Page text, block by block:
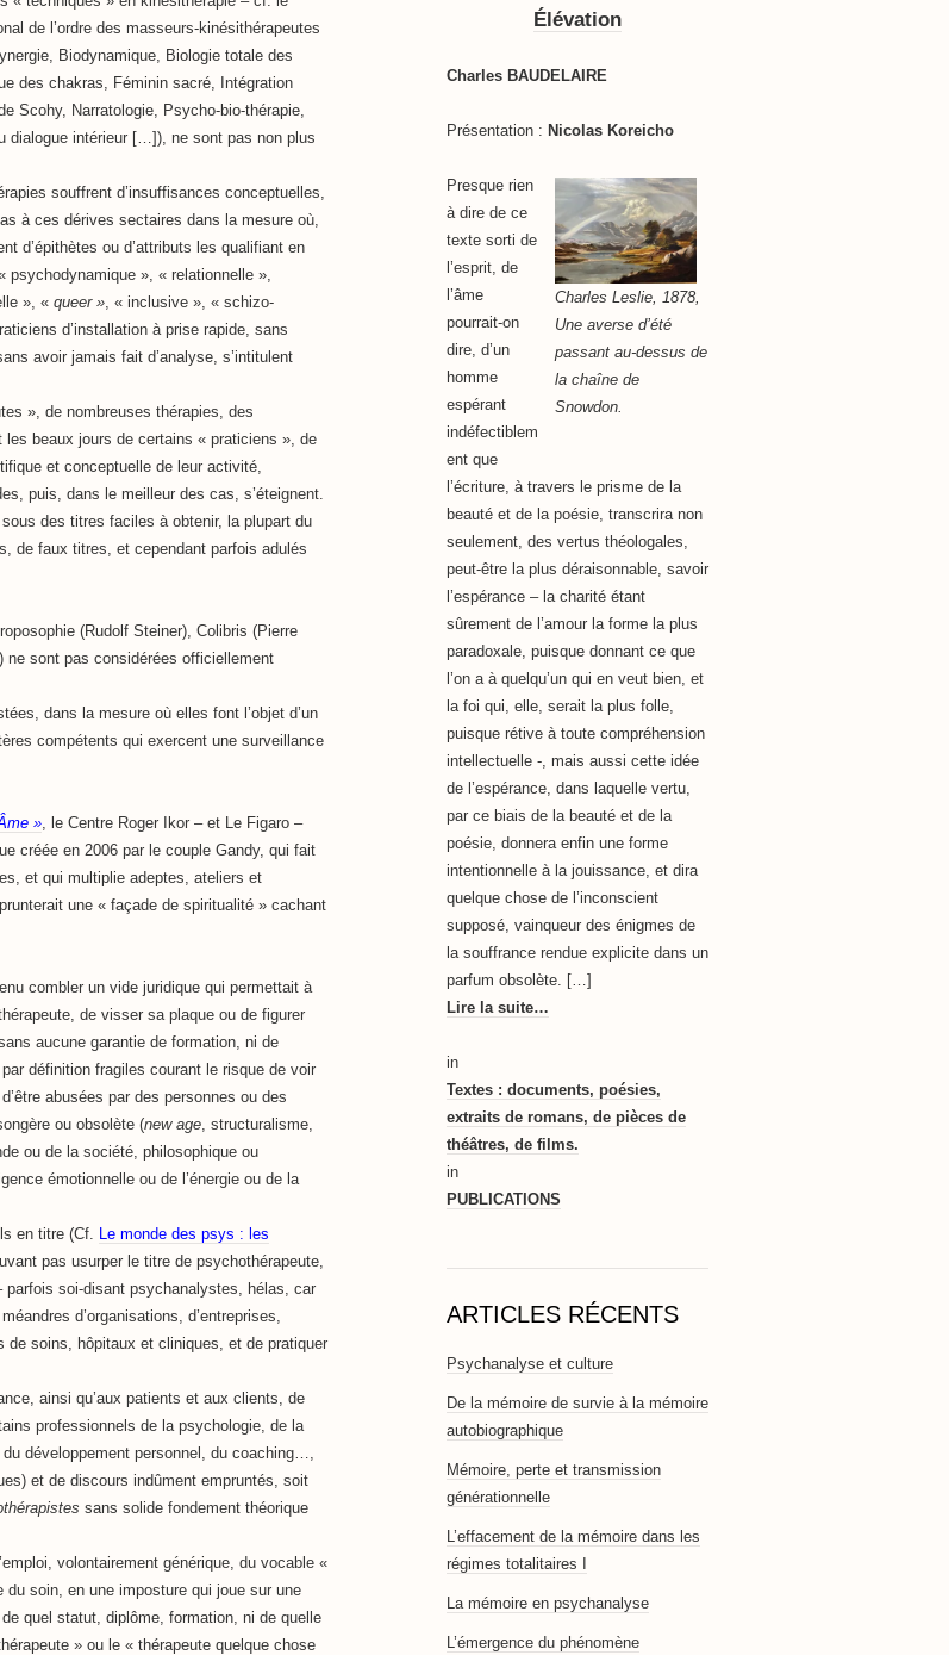
de l’ordre des masseurs-kinésithérapeutes
Biodynamique, Biologie totale des
des chakras, Féminin sacré, Intégration
Scohy, Narratologie, Psycho-bio-thérapie,
dialogue intérieur […]), ne sont pas non plus
souffrent d’insuffisances conceptuelles,
à ces dérives sectaires dans la mesure où,
d’épithètes ou d’attributs les qualifiant en
», « relationnelle »,
», « queer », « inclusive », « schizo-
d’installation à prise rapide, sans
avoir jamais fait d’analyse, s’intitulent
», de nombreuses thérapies, des
beaux jours de certains « praticiens », de
et conceptuelle de leur activité,
puis, dans le meilleur des cas, s’éteignent.
des titres faciles à obtenir, la plupart du
de faux titres, et cependant parfois adulés
(Rudolf Steiner), Colibris (Pierre
ne sont pas considérées officiellement
dans la mesure où elles font l’objet d’un
compétents qui exercent une surveillance
», le Centre Roger Ikor – et Le Figaro –
créée en 2006 par le couple Gandy, qui fait
et qui multiplie adeptes, ateliers et
une « façade de spiritualité » cachant
combler un vide juridique qui permettait à
de visser sa plaque ou de figurer
aucune garantie de formation, ni de
définition fragiles courant le risque de voir
abusées par des personnes ou des
ou obsolète (new age, structuralisme,
ou de la société, philosophique ou
émotionnelle ou de l’énergie ou de la
en titre (Cf. Le monde des psys : les
pas usurper le titre de psychothérapeute,
parfois soi-disant psychanalystes, hélas, car
d’organisations, d’entreprises,
de soins, hôpitaux et cliniques, et de pratiquer
ainsi qu’aux patients et aux clients, de
professionnels de la psychologie, de la
développement personnel, du coaching…,
et de discours indûment empruntés, soit
sans solide fondement théorique
volontairement générique, du vocable «
du soin, en une imposture qui joue sur une
quel statut, diplôme, formation, ni de quelle
» ou le « thérapeute quelque chose
Élévation
Charles BAUDELAIRE
Présentation : Nicolas Koreicho
Charles Leslie, 1878,
Une averse d’été
passant au-dessus de
la chaîne de
Snowdon.
Presque rien
à dire de ce
texte sorti de
l’esprit, de
l’âme
pourrait-on
dire, d’un
homme
espérant
indéfectiblem
ent que
l’écriture, à travers le prisme de la
beauté et de la poésie, transcrira non
seulement, des vertus théologales,
peut-être la plus déraisonnable, savoir
l’espérance – la charité étant
sûrement de l’amour la forme la plus
paradoxale, puisque donnant ce que
l’on a à quelqu’un qui en veut bien, et
la foi qui, elle, serait la plus folle,
puisque rétive à toute compréhension
intellectuelle -, mais aussi cette idée
de l’espérance, dans laquelle vertu,
par ce biais de la beauté et de la
poésie, donnera enfin une forme
intentionnelle à la jouissance, et dira
quelque chose de l’inconscient
supposé, vainqueur des énigmes de
la souffrance rendue explicite dans un
parfum obsolète. […]
Lire la suite…
in
Textes : documents, poésies,
extraits de romans, de pièces de
théâtres, de films.
in
PUBLICATIONS
ARTICLES RÉCENTS
Psychanalyse et culture
De la mémoire de survie à la mémoire
autobiographique
Mémoire, perte et transmission
générationnelle
L’effacement de la mémoire dans les
régimes totalitaires I
La mémoire en psychanalyse
L’émergence du phénomène